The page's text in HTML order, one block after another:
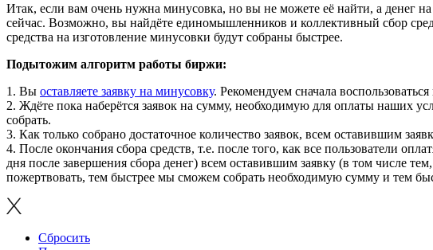
Итак, если вам очень нужна минусовка, но вы не можете её найти, а денег
сейчас. Возможно, вы найдёте единомышленников и коллективный сбор
средства на изготовление минусовки будут собраны быстрее.
Подытожим алгоритм работы биржи:
1. Вы оставляете заявку на минусовку. Рекомендуем сначала
2. Ждёте пока наберётся заявок на сумму, необходимую для оплаты наших
собрать.
3. Как только собрано достаточное количество заявок, всем оставившим
4. После окончания сбора средств, т.е. после того, как все пользователи
дня после завершения сбора денег) всем оставившим заявку (в том числе
пожертвовать, тем быстрее мы сможем собрать необходимую сумму и тем
Сбросить